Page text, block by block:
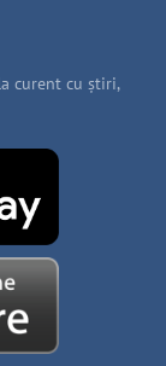
curent cu știri,